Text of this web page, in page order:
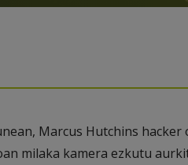
Marcus Hutchins hacker
milaka kamera ezkutu